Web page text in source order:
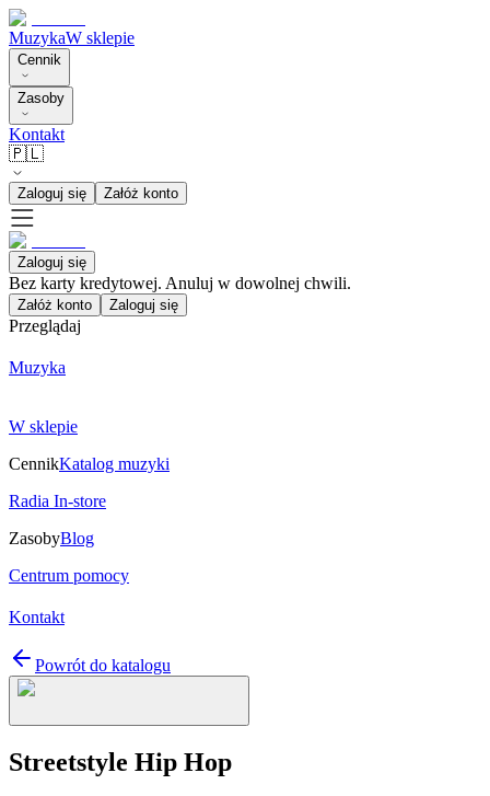
MuzykaW sklepie
Cennik
Zasoby
Kontakt
🇵🇱
Zaloguj się Załóż konto
Zaloguj się
Bez karty kredytowej. Anuluj w dowolnej chwili.
Załóż konto Zaloguj się
Przeglądaj
Muzyka
W sklepie
CennikKatalog muzyki
Radia In-store
ZasobyBlog
Centrum pomocy
Kontakt
Powrót do katalogu
Streetstyle Hip Hop